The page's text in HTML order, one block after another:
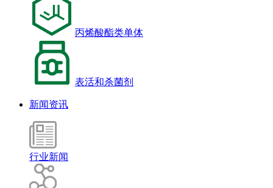
丙烯酸酯类单体
表活和杀菌剂
新闻资讯
行业新闻